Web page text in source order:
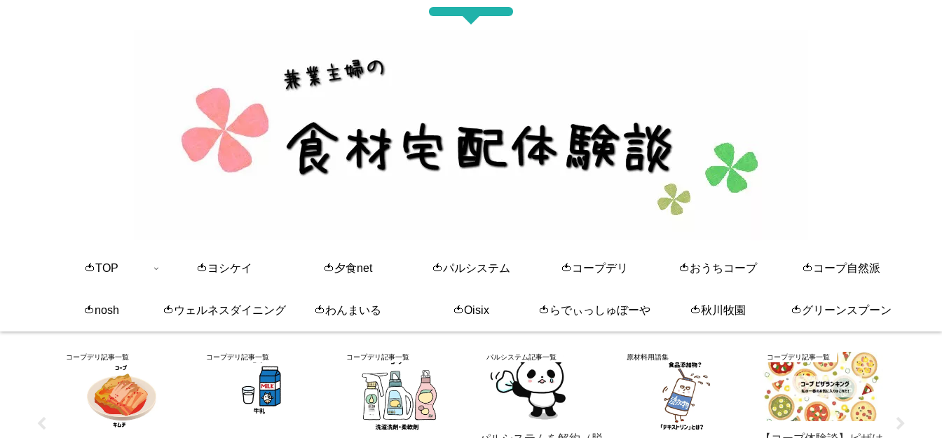
🍅TOP 🍅ヨシケイ 🍅夕食net 🍅パルシステム 🍅コープデリ 🍅おうちコープ 🍅コープ自然派
🍅nosh 🍅ウェルネスダイニング 🍅わんまいる 🍅Oisix 🍅らでぃっしゅぼーや 🍅秋川牧園 🍅グリーンスプーン
コープデリ記事一覧 コープデリ記事一覧 コープデリ記事一覧 パルシステム記事一覧 原材料用語集 コープデリ記事一覧